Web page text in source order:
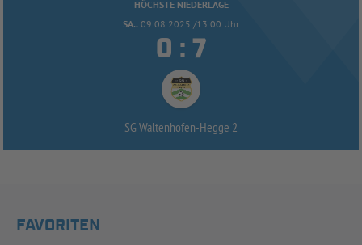
HÖCHSTE NIEDERLAGE
SA.. 09.08.2025 /13:00 Uhr
 : 
SG Waltenhofen-Hegge 2
FAVORITEN